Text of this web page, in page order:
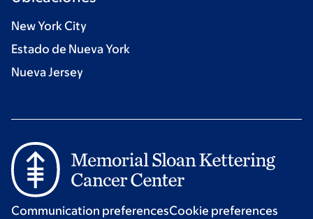
New York City
Estado de Nueva York
Nueva Jersey
Communication preferencesCookie preferences